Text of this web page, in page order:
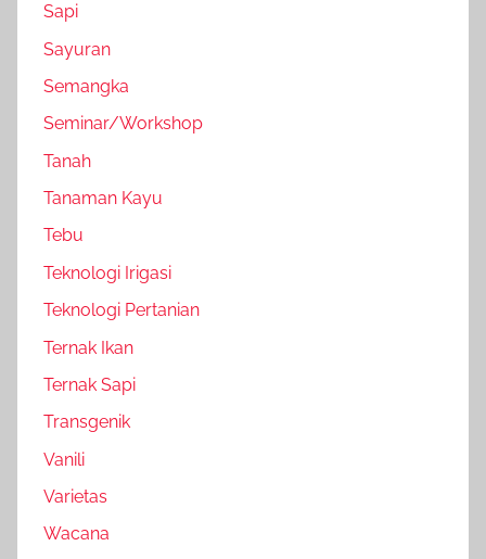
Sapi
Sayuran
Semangka
Seminar/Workshop
Tanah
Tanaman Kayu
Tebu
Teknologi Irigasi
Teknologi Pertanian
Ternak Ikan
Ternak Sapi
Transgenik
Vanili
Varietas
Wacana